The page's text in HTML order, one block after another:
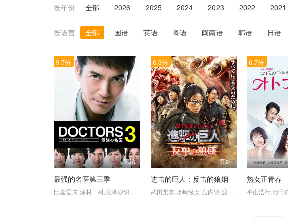
按年份 全部 2026 2025 2024 2023 2022 2021
按语言 全部 国语 英语 粤语 闽南语 韩语 日语
9.7分
完结
最强的名医第三季
6.3分
完结
进击的巨人：反击的狼烟
武田梨奈,水崎绫女,宫内瞳,渡部秀,平冈祐太,石原里美
6.7分
熟女正青春